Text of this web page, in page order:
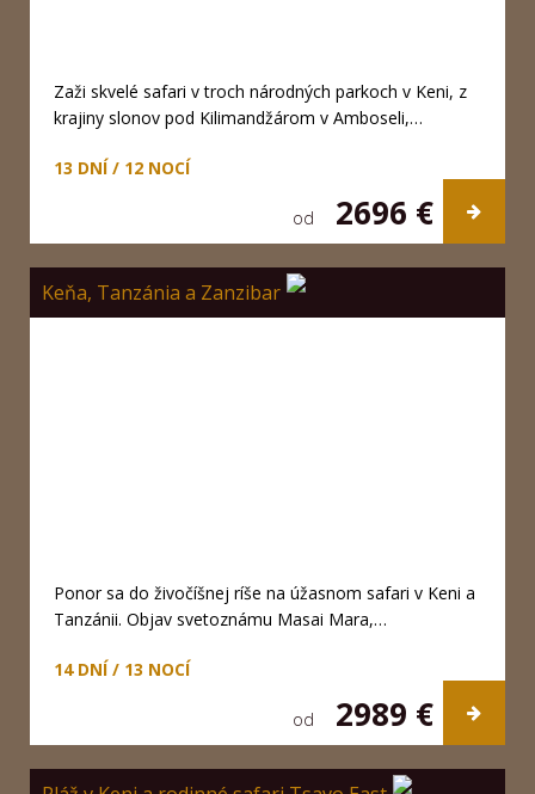
Zaži skvelé safari v troch národných parkoch v Keni, z
krajiny slonov pod Kilimandžárom v Amboseli,…
13 DNÍ / 12 NOCÍ
od 2696 €
Keňa, Tanzánia a Zanzibar
Ponor sa do živočíšnej ríše na úžasnom safari v Keni a
Tanzánii. Objav svetoznámu Masai Mara,…
14 DNÍ / 13 NOCÍ
od 2989 €